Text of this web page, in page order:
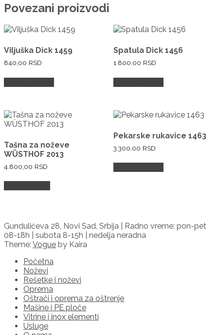
Povezani proizvodi
Viljuška Dick 1459
840,00 RSD
Spatula Dick 1456
1.800,00 RSD
Tašna za noževe
WÜSTHOF 2013
4.800,00 RSD
Pekarske rukavice 1463
3.300,00 RSD
Gundulićeva 28, Novi Sad, Srbija | Radno vreme: pon-pet
08-18h | subota 8-15h | nedelja neradna
Theme: Vogue by Kaira
Početna
Noževi
Rešetke i noževi
Oprema
Oštrači i oprema za oštrenje
Mašine i PE ploče
Vitrine i inox elementi
Usluge